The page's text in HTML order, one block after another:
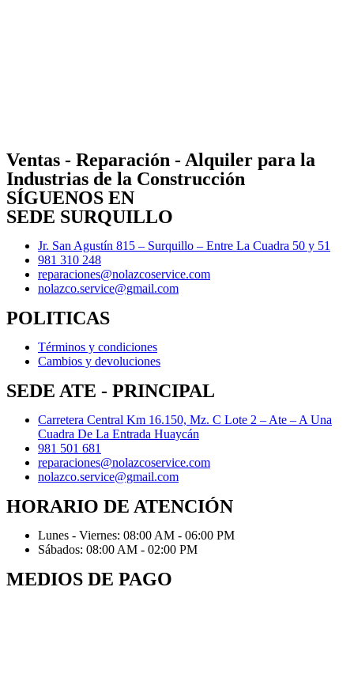
Ventas - Reparación - Alquiler para la
Industrias de la Construcción
SÍGUENOS EN
SEDE SURQUILLO
Jr. San Agustín 815 – Surquillo – Entre La Cuadra 50 y 51
981 310 248
reparaciones@nolazcoservice.com
nolazco.service@gmail.com
POLITICAS
Términos y condiciones
Cambios y devoluciones
SEDE ATE - PRINCIPAL
Carretera Central Km 16.150, Mz. C Lote 2 – Ate – A Una
Cuadra De La Entrada Huaycán
981 501 681
reparaciones@nolazcoservice.com
nolazco.service@gmail.com
HORARIO DE ATENCIÓN
Lunes - Viernes: 08:00 AM - 06:00 PM
Sábados: 08:00 AM - 02:00 PM
MEDIOS DE PAGO